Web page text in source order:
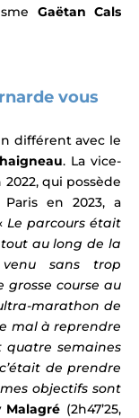
Gaëtan Cals
vous
différent avec le
. La vice-
qui possède
Paris en 2023, a
Le parcours était
au long de la
venu sans trop
grosse course au
marathon de
mal à reprendre
semaines
de prendre
objectifs sont
Malagré (2h47’25,